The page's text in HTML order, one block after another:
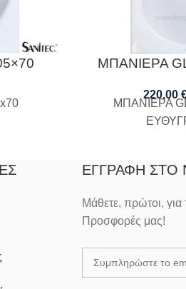
ΜΠΑΝΙΕΡΑ
220,00
ΜΠΑΝΙΕΡΑ
ΕΓΓΡΑΦΉ ΣΤΟ
Μάθετε, πρώτοι, για
Προσφορές μας!